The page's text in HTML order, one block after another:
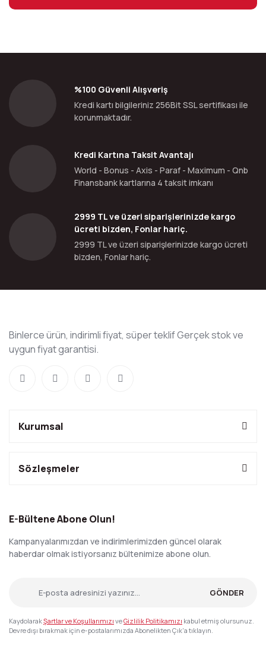
%100 Güvenli Alışveriş
Kredi kartı bilgileriniz 256Bit SSL sertifikası ile
korunmaktadır.
Kredi Kartına Taksit Avantajı
World - Bonus - Axis - Paraf - Maximum - Qnb
Finansbank kartlarına 4 taksit imkanı
2999 TL ve üzeri siparişlerinizde kargo
ücreti bizden, Fonlar hariç.
2999 TL ve üzeri siparişlerinizde kargo ücreti
bizden, Fonlar hariç.
Binlerce ürün, indirimli fiyat, süper teklif Gerçek stok ve
uygun fiyat garantisi.
Kurumsal
Sözleşmeler
E-Bültene Abone Olun!
Kampanyalarımızdan ve indirimlerimizden güncel olarak
haberdar olmak istiyorsanız bültenimize abone olun.
GÖNDER
KaydolarakŞartlar ve Koşullarımızı veGizlilik Politikamızı kabul etmiş olursunuz.
Devre dışı bırakmak için e-postalarımızda Abonelikten Çık'a tıklayın.